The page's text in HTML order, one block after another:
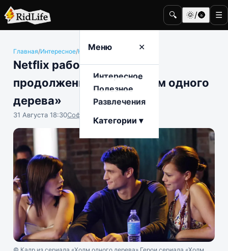
🔍 🌞/🌚 ☰
Меню ✕
Интересное
Полезное
Развлечения
Категории ▾
Главная/Интересное/Кино и телевидение
Netflix работает над
продолжением шоу «Холм одного
дерева»
31 Августа 18:30София Насыпова